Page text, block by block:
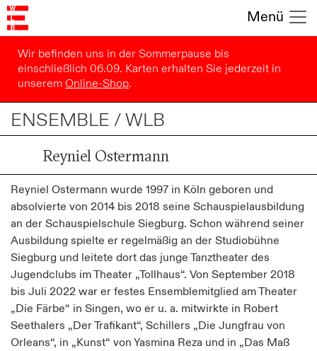
Menü
Wir befinden uns in der Sommerpause bis
einschließlich 06.09. Karten erhalten Sie jederzeit in
unseremOnline-Shop.
ENSEMBLE / WLB
Reyniel Ostermann
Reyniel Ostermann wurde 1997 in Köln geboren und
absolvierte von 2014 bis 2018 seine Schauspielausbildung
an der Schauspielschule Siegburg. Schon während seiner
Ausbildung spielte er regelmäßig an der Studiobühne
Siegburg und leitete dort das junge Tanztheater des
Jugendclubs im Theater „Tollhaus“. Von September 2018
bis Juli 2022 war er festes Ensemblemitglied am Theater
„Die Färbe“ in Singen, wo er u. a. mitwirkte in Robert
Seethalers „Der Trafikant“, Schillers „Die Jungfrau von
Orleans“, in „Kunst“ von Yasmina Reza und in „Das Maß